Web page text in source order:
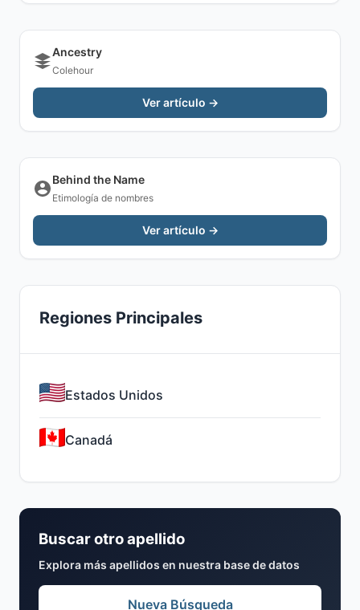
Ancestry
Colehour
Ver artículo →
Behind the Name
Etimología de nombres
Ver artículo →
Regiones Principales
Estados Unidos
Canadá
Buscar otro apellido
Explora más apellidos en nuestra base de datos
Nueva Búsqueda